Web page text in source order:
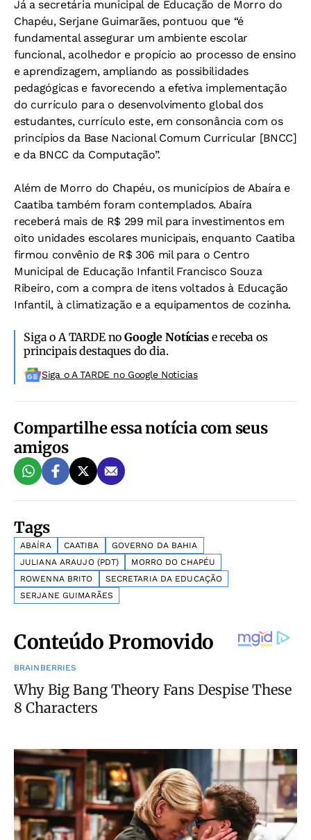
Já a secretária municipal de Educação de Morro do
Chapéu, Serjane Guimarães, pontuou que “é
fundamental assegurar um ambiente escolar
funcional, acolhedor e propício ao processo de ensino
e aprendizagem, ampliando as possibilidades
pedagógicas e favorecendo a efetiva implementação
do currículo para o desenvolvimento global dos
estudantes, currículo este, em consonância com os
princípios da Base Nacional Comum Curricular [BNCC]
e da BNCC da Computação”.
Além de Morro do Chapéu, os municípios de Abaíra e
Caatiba também foram contemplados. Abaíra
receberá mais de R$ 299 mil para investimentos em
oito unidades escolares municipais, enquanto Caatiba
firmou convênio de R$ 306 mil para o Centro
Municipal de Educação Infantil Francisco Souza
Ribeiro, com a compra de itens voltados à Educação
Infantil, à climatização e a equipamentos de cozinha.
Siga o A TARDE noGoogle Notíciase receba os
principais destaques do dia.
Siga o A TARDE no Google Noticias
Compartilhe essa notícia com seus
amigos
Tags
ABAÍRA CAATIBA
GOVERNO DA BAHIA
JULIANA ARAUJO (PDT)
MORRO DO CHAPÉU
ROWENNA BRITO
SECRETARIA DA EDUCAÇÃO
SERJANE GUIMARÃES